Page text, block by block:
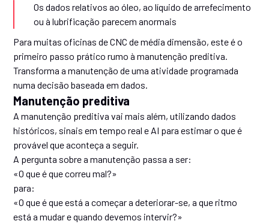
Os dados relativos ao óleo, ao líquido de arrefecimento
ou à lubrificação parecem anormais
Para muitas oficinas de CNC de média dimensão, este é o
primeiro passo prático rumo à manutenção preditiva.
Transforma a manutenção de uma atividade programada
numa decisão baseada em dados.
Manutenção preditiva
A manutenção preditiva vai mais além, utilizando dados
históricos, sinais em tempo real e AI para estimar o que é
provável que aconteça a seguir.
A pergunta sobre a manutenção passa a ser:
«O que é que correu mal?»
para:
«O que é que está a começar a deteriorar-se, a que ritmo
está a mudar e quando devemos intervir?»